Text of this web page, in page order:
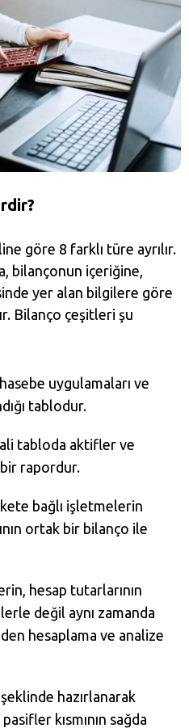
göre 8 farklı türe ayrılır.
bilançonun içeriğine,
yer alan bilgilere göre
Bilanço çeşitleri şu
uygulamaları ve
tablodur.
tabloda aktifler ve
rapordur.
bağlı işletmelerin
ortak bir bilanço ile
hesap tutarlarının
değil aynı zamanda
hesaplama ve analize
hazırlanarak
kısmının sağda